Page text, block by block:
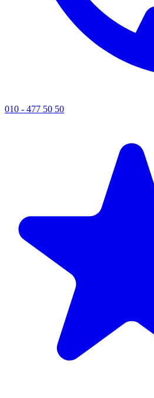
010 - 477 50 50